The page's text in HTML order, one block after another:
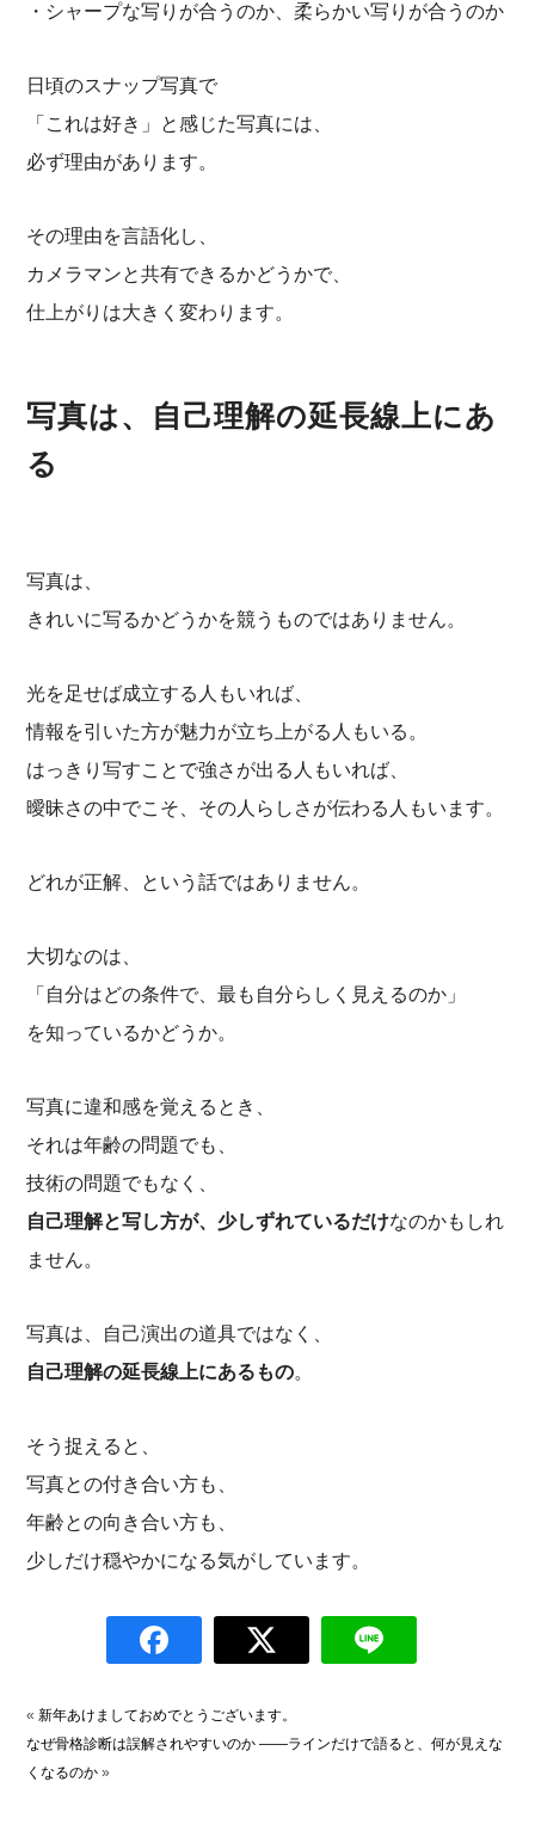
・シャープな写りが合うのか、柔らかい写りが合うのか
日頃のスナップ写真で
「これは好き」と感じた写真には、
必ず理由があります。
その理由を言語化し、
カメラマンと共有できるかどうかで、
仕上がりは大きく変わります。
写真は、自己理解の延長線上にあ
る
写真は、
きれいに写るかどうかを競うものではありません。
光を足せば成立する人もいれば、
情報を引いた方が魅力が立ち上がる人もいる。
はっきり写すことで強さが出る人もいれば、
曖昧さの中でこそ、その人らしさが伝わる人もいます。
どれが正解、という話ではありません。
大切なのは、
「自分はどの条件で、最も自分らしく見えるのか」
を知っているかどうか。
写真に違和感を覚えるとき、
それは年齢の問題でも、
技術の問題でもなく、
自己理解と写し方が、少しずれているだけなのかもしれ
ません。
写真は、自己演出の道具ではなく、
自己理解の延長線上にあるもの。
そう捉えると、
写真との付き合い方も、
年齢との向き合い方も、
少しだけ穏やかになる気がしています。
«新年あけましておめでとうございます。
なぜ骨格診断は誤解されやすいのか ――ラインだけで語ると、何が見えな
くなるのか »